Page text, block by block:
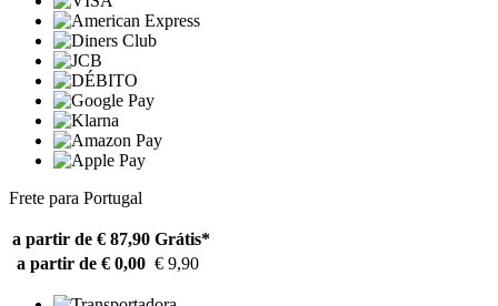
Frete para Portugal
a partir de € 87,90 Grátis*
a partir de € 0,00 € 9,90